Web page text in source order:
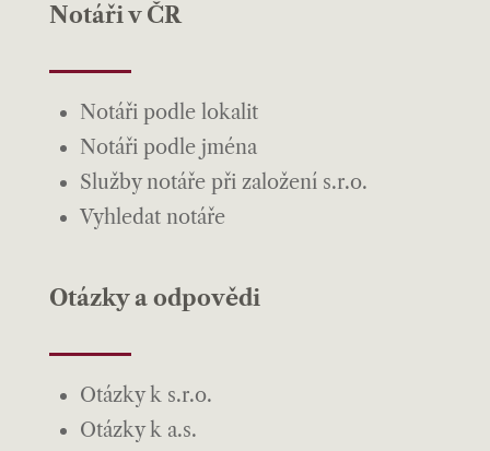
Notáři v ČR
Notáři podle lokalit
Notáři podle jména
Služby notáře při založení s.r.o.
Vyhledat notáře
Otázky a odpovědi
Otázky k s.r.o.
Otázky k a.s.